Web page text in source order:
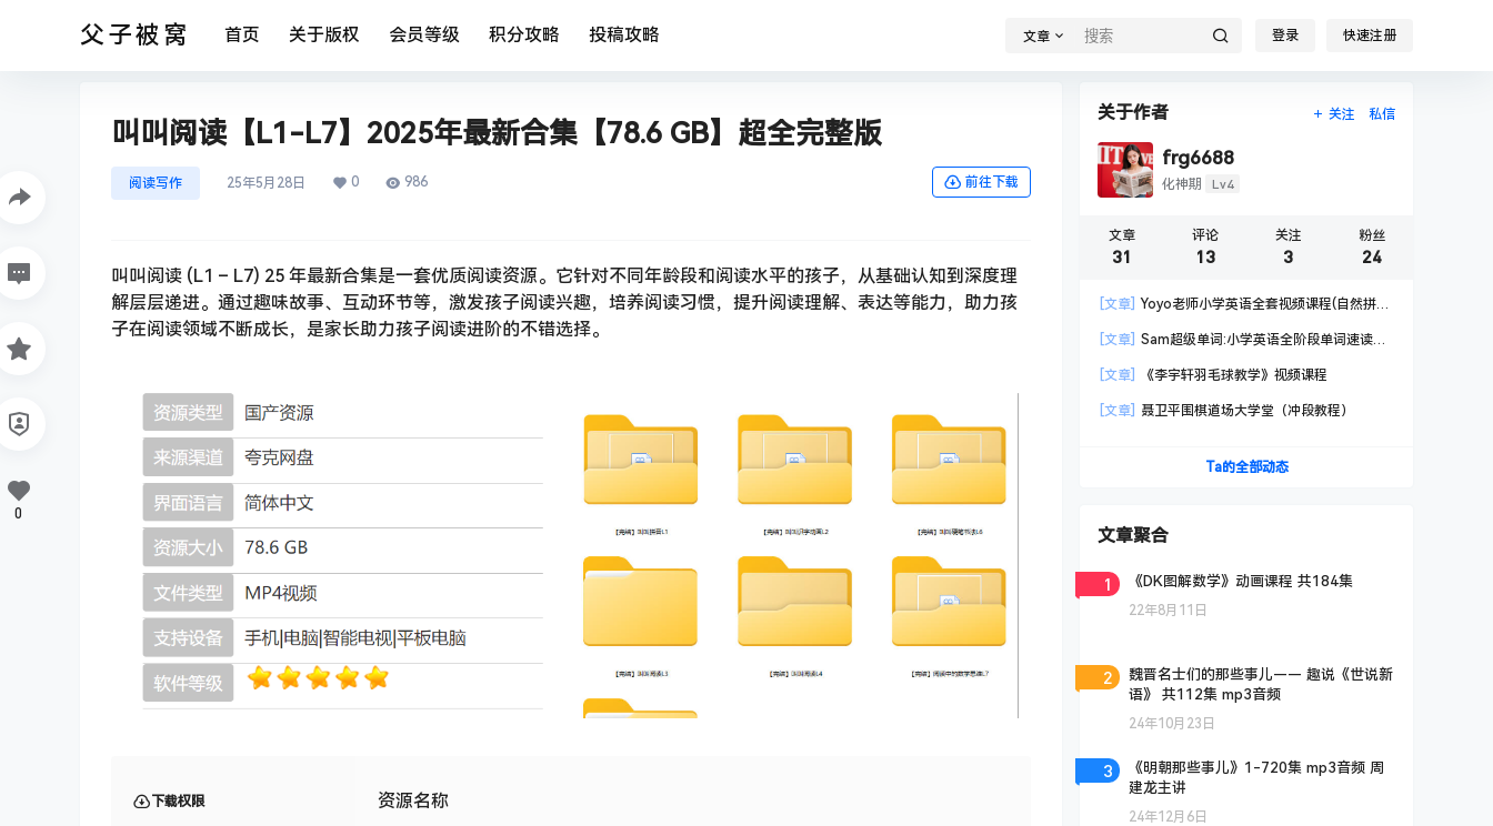
父子被窝 首页 关于版权 会员等级 积分攻略 投稿攻略 文章 登录 快速注册
叫叫阅读【L1-L7】2025年最新合集【78.6 GB】超全完整版
阅读写作 25年5月28日 0 986 前往下载
叫叫阅读 (L1 – L7) 25 年最新合集是一套优质阅读资源。它针对不同年龄段和阅读水平的孩子，从基础认知到深度理
解层层递进。通过趣味故事、互动环节等，激发孩子阅读兴趣，培养阅读习惯，提升阅读理解、表达等能力，助力孩
子在阅读领域不断成长，是家长助力孩子阅读进阶的不错选择。
下载权限 资源名称
0
关于作者 关注 私信
frg6688
化神期 Lv4
文章
31
评论
13
关注
3
粉丝
24
[文章]
Yoyo老师小学英语全套视频课程(自然拼读
[文章]
Sam超级单词:小学英语全阶段单词速读速
[文章]
《李宇轩羽毛球教学》视频课程
[文章] 聂卫平围棋道场大学堂（冲段教程）
Ta的全部动态
文章聚合
1 《DK图解数学》动画课程 共184集
22年8月11日
2
魏晋名士们的那些事儿—— 趣说《世说新
语》 共112集 mp3音频
24年10月23日
3
《明朝那些事儿》1-720集 mp3音频 周
建龙主讲
24年12月6日